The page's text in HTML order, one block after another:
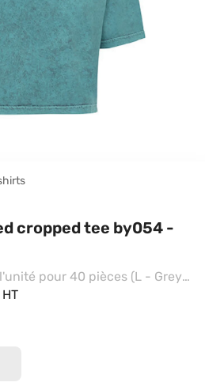
cropped tee by054 -
Prix à l'unité pour 40 pièces (L - Grey Black)